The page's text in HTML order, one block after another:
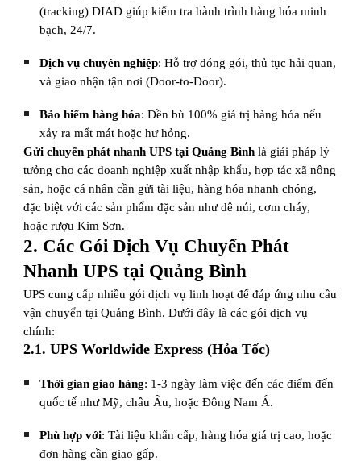
(tracking) DIAD giúp kiểm tra hành trình hàng hóa minh
bạch, 24/7.
Dịch vụ chuyên nghiệp: Hỗ trợ đóng gói, thủ tục hải quan,
và giao nhận tận nơi (Door-to-Door).
Bảo hiểm hàng hóa: Đền bù 100% giá trị hàng hóa nếu
xảy ra mất mát hoặc hư hỏng.
Gửi chuyển phát nhanh UPS tại Quảng Bình là giải pháp lý
tưởng cho các doanh nghiệp xuất nhập khẩu, hợp tác xã nông
sản, hoặc cá nhân cần gửi tài liệu, hàng hóa nhanh chóng,
đặc biệt với các sản phẩm đặc sản như dê núi, cơm cháy,
hoặc rượu Kim Sơn.
2. Các Gói Dịch Vụ Chuyển Phát
Nhanh UPS tại Quảng Bình
UPS cung cấp nhiều gói dịch vụ linh hoạt để đáp ứng nhu cầu
vận chuyển tại Quảng Bình. Dưới đây là các gói dịch vụ
chính:
2.1. UPS Worldwide Express (Hỏa Tốc)
Thời gian giao hàng: 1-3 ngày làm việc đến các điểm đến
quốc tế như Mỹ, châu Âu, hoặc Đông Nam Á.
Phù hợp với: Tài liệu khẩn cấp, hàng hóa giá trị cao, hoặc
đơn hàng cần giao gấp.